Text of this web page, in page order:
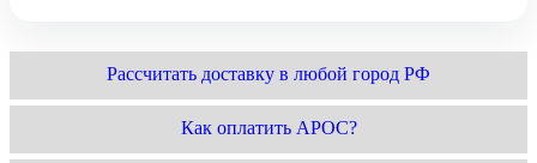
Рассчитать доставку в любой город РФ
Как оплатить АРОС?